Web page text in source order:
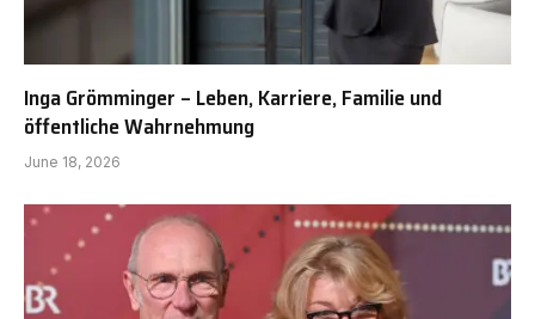
Inga Grömminger – Leben, Karriere, Familie und
öffentliche Wahrnehmung
June 18, 2026